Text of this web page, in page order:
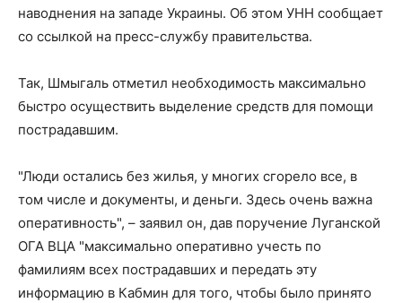
наводнения на западе Украины. Об этом УНН сообщает
со ссылкой на пресс-службу правительства.
Так, Шмыгаль отметил необходимость максимально
быстро осуществить выделение средств для помощи
пострадавшим.
"Люди остались без жилья, у многих сгорело все, в
том числе и документы, и деньги. Здесь очень важна
оперативность", – заявил он, дав поручение Луганской
ОГА ВЦА "максимально оперативно учесть по
фамилиям всех пострадавших и передать эту
информацию в Кабмин для того, чтобы было принято